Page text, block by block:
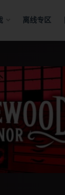
离线专区